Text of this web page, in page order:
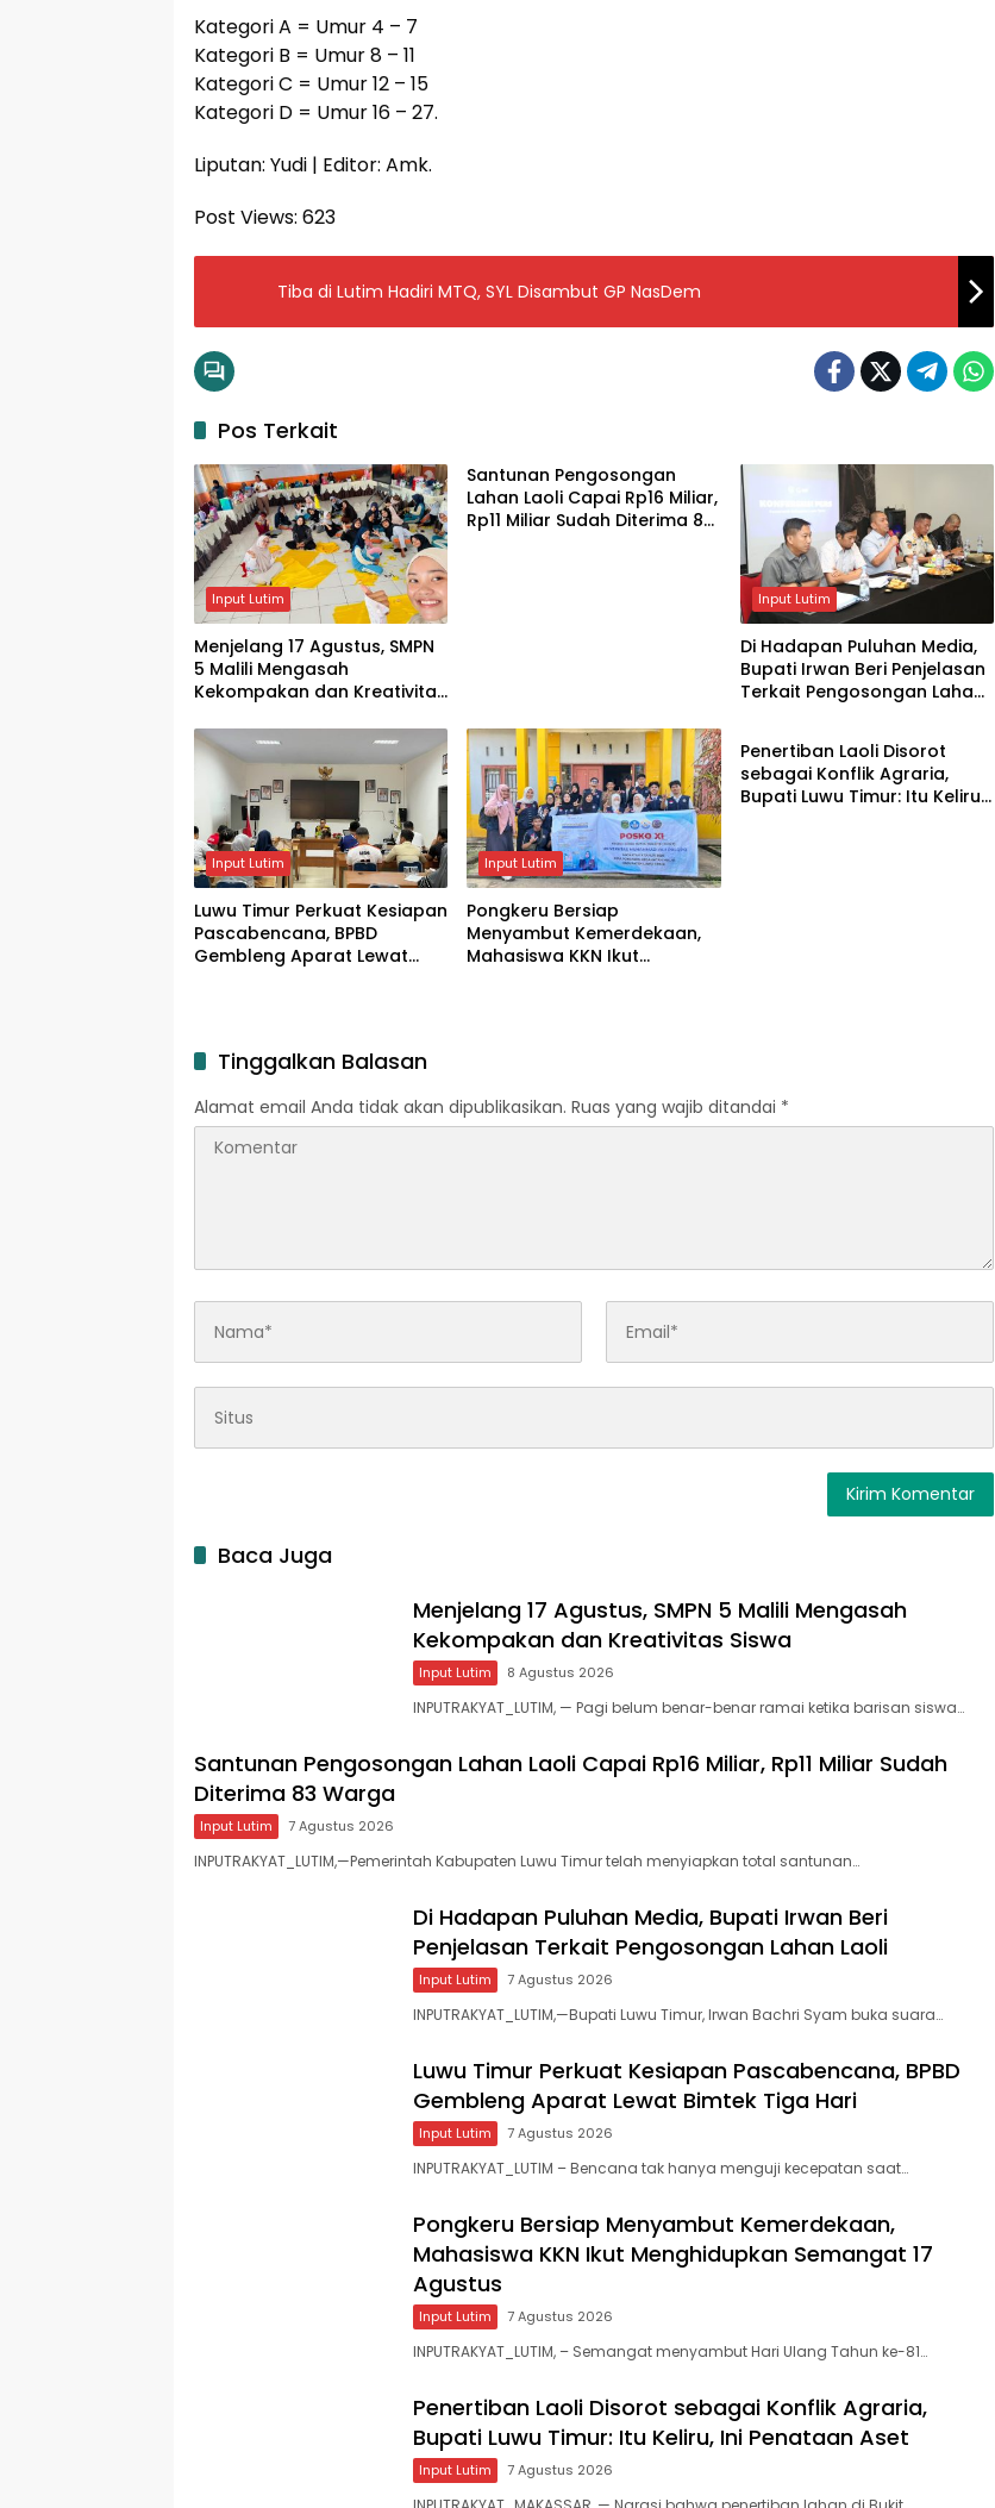
Kategori A = Umur 4 – 7
Kategori B = Umur 8 – 11
Kategori C = Umur 12 – 15
Kategori D = Umur 16 – 27.
Liputan: Yudi | Editor: Amk.
Post Views: 623
Tiba di Lutim Hadiri MTQ, SYL Disambut GP NasDem
Pos Terkait
Input Lutim
Menjelang 17 Agustus, SMPN
5 Malili Mengasah
Kekompakan dan Kreativitas
Santunan Pengosongan
Lahan Laoli Capai Rp16 Miliar,
Rp11 Miliar Sudah Diterima 83
Input Lutim
Di Hadapan Puluhan Media,
Bupati Irwan Beri Penjelasan
Terkait Pengosongan Lahan
Input Lutim
Luwu Timur Perkuat Kesiapan
Pascabencana, BPBD
Gembleng Aparat Lewat
Input Lutim
Pongkeru Bersiap
Menyambut Kemerdekaan,
Mahasiswa KKN Ikut
Input Lutim
Penertiban Laoli Disorot
sebagai Konflik Agraria,
Bupati Luwu Timur: Itu Keliru,
Tinggalkan Balasan
Alamat email Anda tidak akan dipublikasikan. Ruas yang wajib ditandai *
Baca Juga
Menjelang 17 Agustus, SMPN 5 Malili Mengasah
Kekompakan dan Kreativitas Siswa
Input Lutim 8 Agustus 2026
INPUTRAKYAT_LUTIM, — Pagi belum benar-benar ramai ketika barisan siswa…
Santunan Pengosongan Lahan Laoli Capai Rp16 Miliar, Rp11 Miliar Sudah
Diterima 83 Warga
Input Lutim 7 Agustus 2026
INPUTRAKYAT_LUTIM,—Pemerintah Kabupaten Luwu Timur telah menyiapkan total santunan…
Di Hadapan Puluhan Media, Bupati Irwan Beri
Penjelasan Terkait Pengosongan Lahan Laoli
Input Lutim 7 Agustus 2026
INPUTRAKYAT_LUTIM,—Bupati Luwu Timur, Irwan Bachri Syam buka suara…
Luwu Timur Perkuat Kesiapan Pascabencana, BPBD
Gembleng Aparat Lewat Bimtek Tiga Hari
Input Lutim 7 Agustus 2026
INPUTRAKYAT_LUTIM – Bencana tak hanya menguji kecepatan saat…
Pongkeru Bersiap Menyambut Kemerdekaan,
Mahasiswa KKN Ikut Menghidupkan Semangat 17
Agustus
Input Lutim 7 Agustus 2026
INPUTRAKYAT_LUTIM, – Semangat menyambut Hari Ulang Tahun ke-81…
Penertiban Laoli Disorot sebagai Konflik Agraria,
Bupati Luwu Timur: Itu Keliru, Ini Penataan Aset
Input Lutim 7 Agustus 2026